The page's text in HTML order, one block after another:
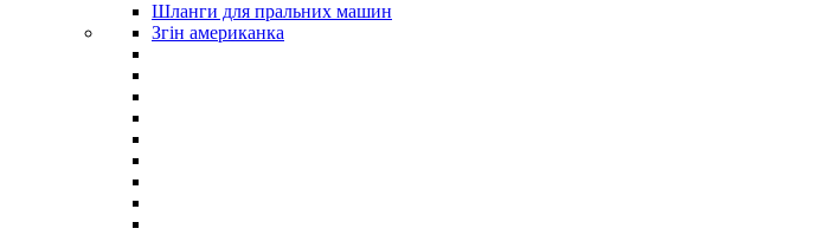
Шланги для пральних машин
Згін американка